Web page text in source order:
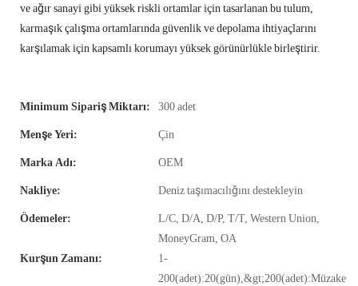
ve ağır sanayi gibi yüksek riskli ortamlar için tasarlanan bu tulum,
karmaşık çalışma ortamlarında güvenlik ve depolama ihtiyaçlarını
karşılamak için kapsamlı korumayı yüksek görünürlükle birleştirir.
Minimum Sipariş Miktarı: 300 adet
Menşe Yeri: Çin
Marka Adı: OEM
Nakliye: Deniz taşımacılığını destekleyin
Ödemeler:
L/C, D/A, D/P, T/T, Western Union,
MoneyGram, OA
Kurşun Zamanı:
1-
200(adet):20(gün),&gt;200(adet):Müzakere